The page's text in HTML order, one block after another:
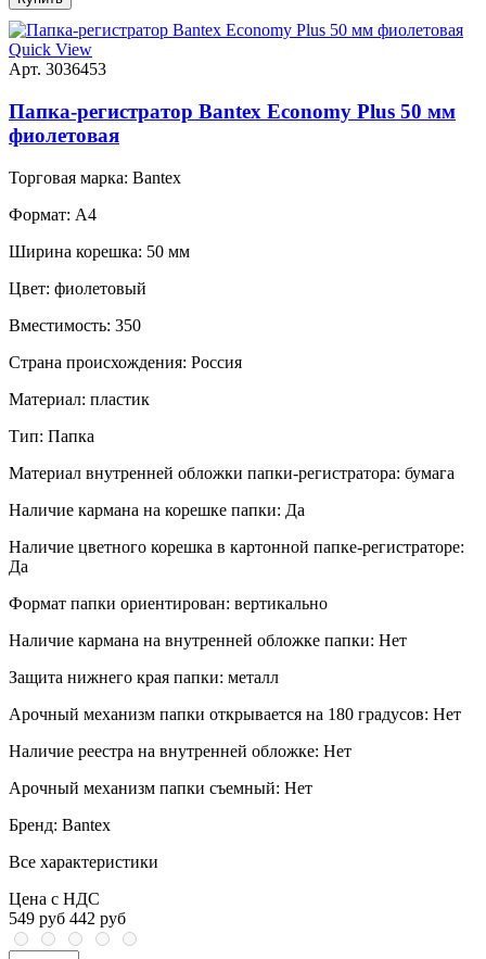
Quick View
Арт. 3036453
Папка-регистратор Bantex Economy Plus 50 мм
фиолетовая
Торговая марка: Bantex
Формат: A4
Ширина корешка: 50 мм
Цвет: фиолетовый
Вместимость: 350
Страна происхождения: Россия
Материал: пластик
Тип: Папка
Материал внутренней обложки папки-регистратора: бумага
Наличие кармана на корешке папки: Да
Наличие цветного корешка в картонной папке-регистраторе:
Да
Формат папки ориентирован: вертикально
Наличие кармана на внутренней обложке папки: Нет
Защита нижнего края папки: металл
Арочный механизм папки открывается на 180 градусов: Нет
Наличие реестра на внутренней обложке: Нет
Арочный механизм папки съемный: Нет
Бренд: Bantex
Все характеристики
Цена с НДС
549 руб 442 руб